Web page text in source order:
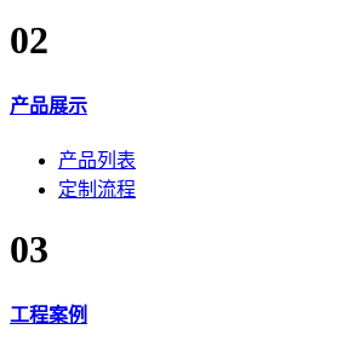
02
产品展示
产品列表
定制流程
03
工程案例